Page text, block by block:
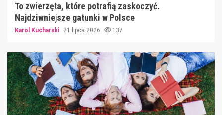
To zwierzęta, które potrafią zaskoczyć.
Najdziwniejsze gatunki w Polsce
Karol Kucharski 21 lipca 2026 137